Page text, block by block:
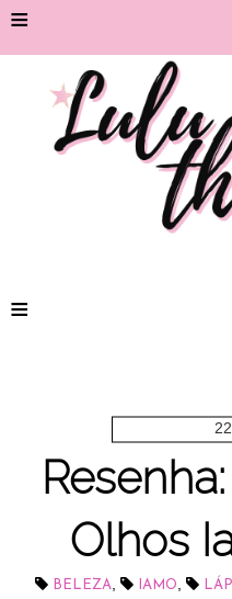
≡
≡
Olhos
BELEZA, IAMO,